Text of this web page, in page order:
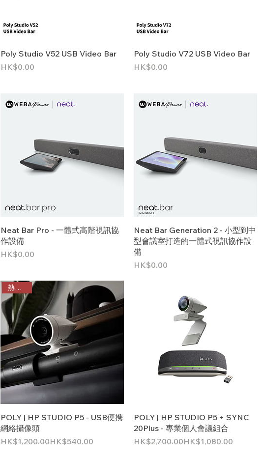
Poly Studio V52 USB Video Bar
價格
HK$0.00
Poly Studio V72 USB Video Bar
價格
HK$0.00
Neat Bar Pro - 一體式高階視訊協
作設備
價格
HK$0.00
Neat Bar Generation 2 - 小型到中
型會議室打造的一體式視訊協作設
備
價格
HK$0.00
熱門產品
POLY | HP STUDIO P5 - USB便携
網絡攝像頭
一般價格
HK$1,200.00
促銷價格 HK$540.00
POLY | HP STUDIO P5 + SYNC
20Plus - 專業個人會議組合
一般價格
HK$2,700.00
促銷價格 HK$1,080.00